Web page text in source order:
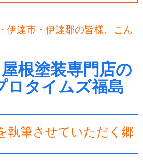
伊達市・伊達郡の皆様、こん
根塗装専門店の
ロタイムズ福島
執筆させていただく郷